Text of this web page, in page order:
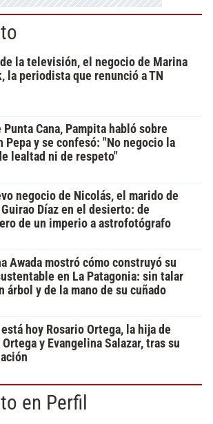
la televisión, el negocio de Marina
la periodista que renunció a TN
Punta Cana, Pampita habló sobre
Pepa y se confesó: "No negocio la
lealtad ni de respeto"
negocio de Nicolás, el marido de
Díaz en el desierto: de
de un imperio a astrofotógrafo
Awada mostró cómo construyó su
en La Patagonia: sin talar
árbol y de la mano de su cuñado
hoy Rosario Ortega, la hija de
y Evangelina Salazar, tras su
en Perfil